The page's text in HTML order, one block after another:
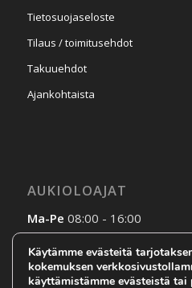
Tietosuojaseloste
Tilaus / toimitusehdot
Takuuehdot
Ajankohtaista
AUKIOLOAJAT
Ma-Pe 08:00 - 16:00
La-SuSopimuksen mukaan
Käytämme evästeitä
kokemuksen
käyttämistämme evästeistä tai